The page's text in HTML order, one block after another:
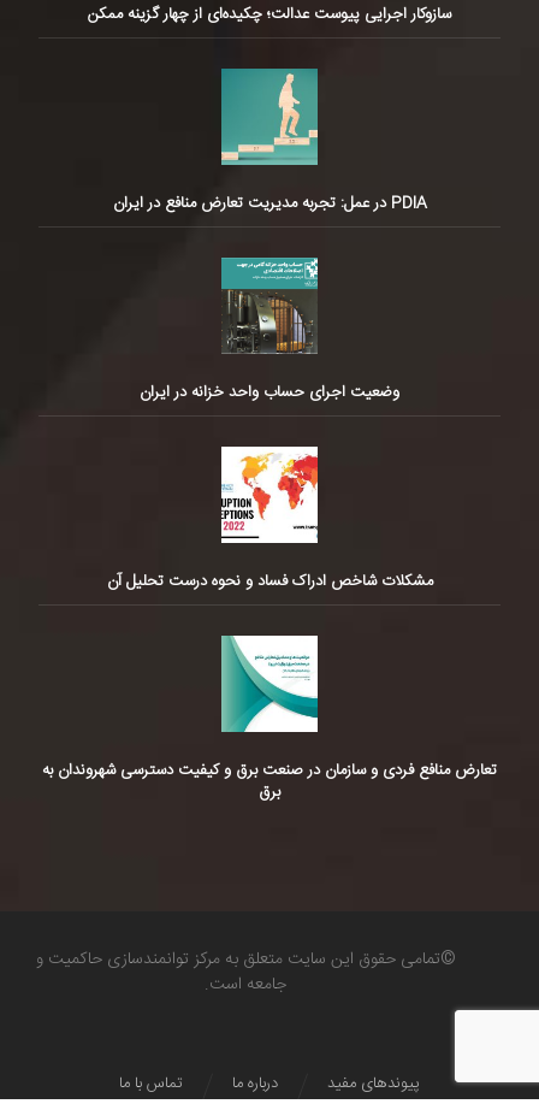
سازوکار اجرایی پیوست عدالت؛ چکیده‌ای از چهار گزینه ممکن
PDIA در عمل: تجربه مدیریت تعارض منافع در ایران
وضعیت اجرای حساب واحد خزانه در ایران
مشکلات شاخص ادراک فساد و نحوه درست تحلیل آن
تعارض منافع فردی و سازمان در صنعت برق و کیفیت دسترسی شهروندان به
برق
©تمامی حقوق این سایت متعلق به مرکز توانمندسازی حاکمیت و
جامعه است.
تماس با ما درباره ما پیوندهای مفید